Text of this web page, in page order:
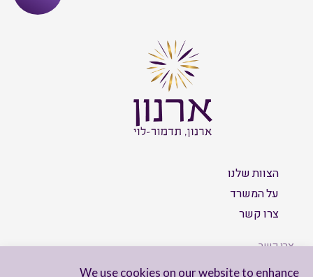
We use cookies on our website to enhance
הצוות שלנו
על המשרד
צרו קשר
צרו קשר